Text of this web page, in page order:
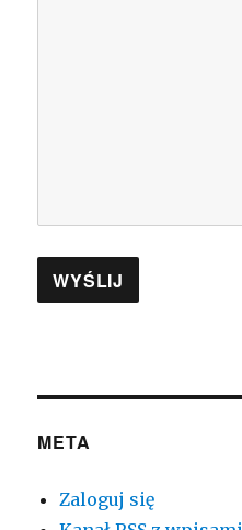
META
Zaloguj się